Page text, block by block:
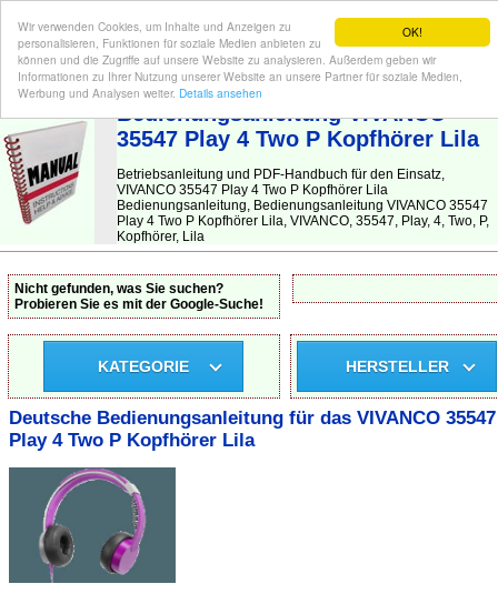
OK!
Wir verwenden Cookies, um Inhalte und Anzeigen zu
personalisieren, Funktionen für soziale Medien anbieten zu
können und die Zugriffe auf unsere Website zu analysieren. Außerdem geben wir
Informationen zu Ihrer Nutzung unserer Website an unsere Partner für soziale Medien,
Werbung und Analysen weiter. Details ansehen
BEDIENUNGSANLEITUNG| Hier finden Sie die deutsche Anleitung!
Bedienungsanleitung VIVANCO
35547 Play 4 Two P Kopfhörer Lila
Betriebsanleitung und PDF-Handbuch für den Einsatz,
VIVANCO 35547 Play 4 Two P Kopfhörer Lila
Bedienungsanleitung, Bedienungsanleitung VIVANCO 35547
Play 4 Two P Kopfhörer Lila, VIVANCO, 35547, Play, 4, Two, P,
Kopfhörer, Lila
Nicht gefunden, was Sie suchen?
Probieren Sie es mit der Google-Suche!
KATEGORIE HERSTELLER
Deutsche Bedienungsanleitung für das VIVANCO 35547
Play 4 Two P Kopfhörer Lila